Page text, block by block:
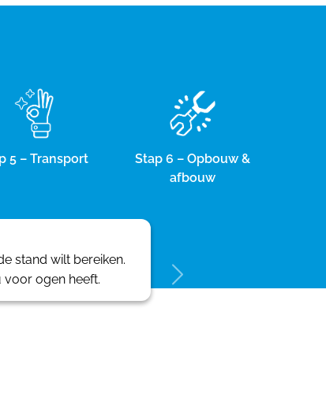
5 – Transport
Stap 6 – Opbouw &
afbouw
stand wilt bereiken.
voor ogen heeft.